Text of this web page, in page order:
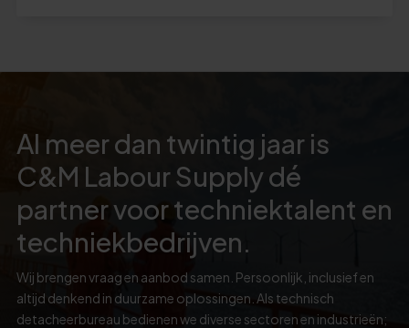
Al meer dan twintig jaar is
C&M Labour Supply dé
partner voor techniektalent en
techniekbedrijven.
Wij brengen vraag en aanbod samen. Persoonlijk, inclusief en
altijd denkend in duurzame oplossingen. Als technisch
detacheerbureau bedienen we diverse sectoren en industrieën;